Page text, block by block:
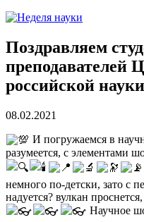
Поздравляем
преподавателей
российской
08.02.2021
И погружаемся в
разумеется, с элементами
немного по-детски, зато с
надуется? вулкан
Научное